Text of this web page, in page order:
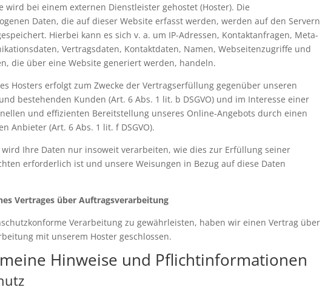
wird bei einem externen Dienstleister gehostet (Hoster). Die
Daten, die auf dieser Website erfasst werden, werden auf den Servern
Hierbei kann es sich v. a. um IP-Adressen, Kontaktanfragen, Meta-
Vertragsdaten, Kontaktdaten, Namen, Webseitenzugriffe und
die über eine Website generiert werden, handeln.
Hosters erfolgt zum Zwecke der Vertragserfüllung gegenüber unseren
bestehenden Kunden (Art. 6 Abs. 1 lit. b DSGVO) und im Interesse einer
und effizienten Bereitstellung unseres Online-Angebots durch einen
Anbieter (Art. 6 Abs. 1 lit. f DSGVO).
wird Ihre Daten nur insoweit verarbeiten, wie dies zur Erfüllung seiner
erforderlich ist und unsere Weisungen in Bezug auf diese Daten
Vertrages über Auftragsverarbeitung
Verarbeitung zu gewährleisten, haben wir einen Vertrag über
mit unserem Hoster geschlossen.
Hinweise und Pflicht­informationen